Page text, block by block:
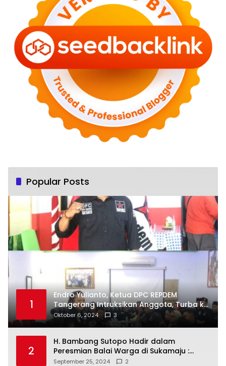
Popular Posts
1
Endro Yulianto, Ketua DPC REPDEM
Tangerang Intruksikan Anggota, Turba ke
Masyarakat Dan Jalani Apa Yang di
Putuskan RAKERCABSUS
Oktober 6, 2024 3
2
H. Bambang Sutopo Hadir dalam
Peresmian Balai Warga di Sukamaju :
Wadah Baru untuk Kolaborasi dan
September 25, 2024 2